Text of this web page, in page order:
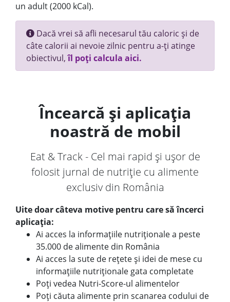
un adult (2000 kCal).
Dacă vrei să afli necesarul tău caloric și de
câte calorii ai nevoie zilnic pentru a-ți atinge
obiectivul,îl poți calcula aici.
Încearcă și aplicația
noastră de mobil
Eat & Track - Cel mai rapid și ușor de
folosit jurnal de nutriție cu alimente
exclusiv din România
Uite doar câteva motive pentru care să încerci
aplicația:
Ai acces la informațiile nutriționale a peste
35.000 de alimente din România
Ai acces la sute de rețete și idei de mese cu
informațiile nutriționale gata completate
Poți vedea Nutri-Score-ul alimentelor
Poți căuta alimente prin scanarea codului de